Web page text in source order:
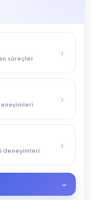
süreçler ›
›
deneyimleri ›
→